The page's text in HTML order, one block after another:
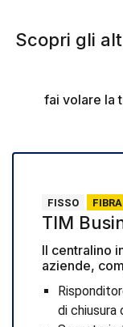
Scopri gli
fai volare la
FISSO FIBRA
TIM
Il centralino
aziende,
di chiusura